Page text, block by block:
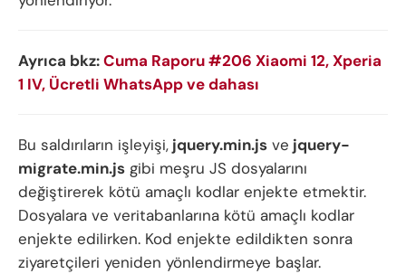
Ayrıca bkz:Cuma Raporu #206 Xiaomi 12, Xperia
1 IV, Ücretli WhatsApp ve dahası
Bu saldırıların işleyişi, jquery.min.js ve jquery-
migrate.min.js gibi meşru JS dosyalarını
değiştirerek kötü amaçlı kodlar enjekte etmektir.
Dosyalara ve veritabanlarına kötü amaçlı kodlar
enjekte edilirken. Kod enjekte edildikten sonra
ziyaretçileri yeniden yönlendirmeye başlar.